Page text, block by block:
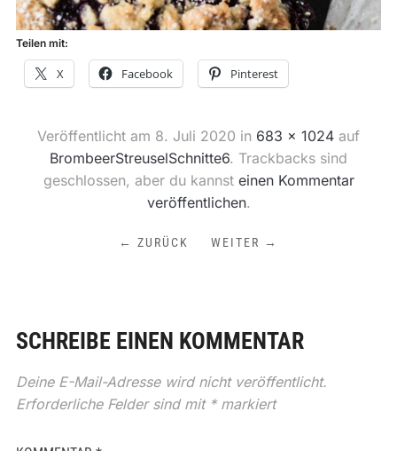
Teilen mit:
X Facebook Pinterest
Veröffentlicht am 8. Juli 2020 in 683 × 1024 auf
BrombeerStreuselSchnitte6. Trackbacks sind
geschlossen, aber du kannst einen Kommentar
veröffentlichen.
← ZURÜCK WEITER →
SCHREIBE EINEN KOMMENTAR
Deine E-Mail-Adresse wird nicht veröffentlicht.
Erforderliche Felder sind mit *markiert